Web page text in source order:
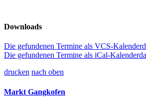
Downloads
Die gefundenen Termine als VCS-
Die gefundenen Termine als iCal-
drucken nach oben
Markt Gangkofen